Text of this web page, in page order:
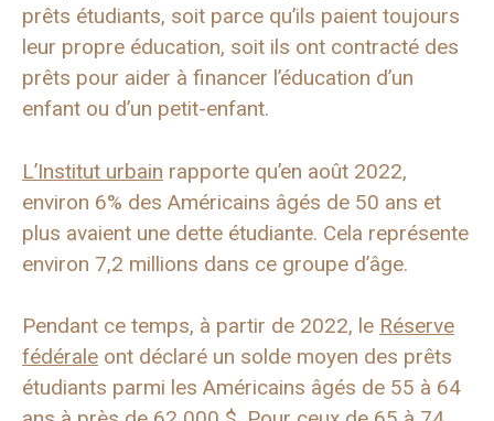
prêts étudiants, soit parce qu’ils paient toujours
leur propre éducation, soit ils ont contracté des
prêts pour aider à financer l’éducation d’un
enfant ou d’un petit-enfant.
L’Institut urbain rapporte qu’en août 2022,
environ 6% des Américains âgés de 50 ans et
plus avaient une dette étudiante. Cela représente
environ 7,2 millions dans ce groupe d’âge.
Pendant ce temps, à partir de 2022, le Réserve
fédérale ont déclaré un solde moyen des prêts
étudiants parmi les Américains âgés de 55 à 64